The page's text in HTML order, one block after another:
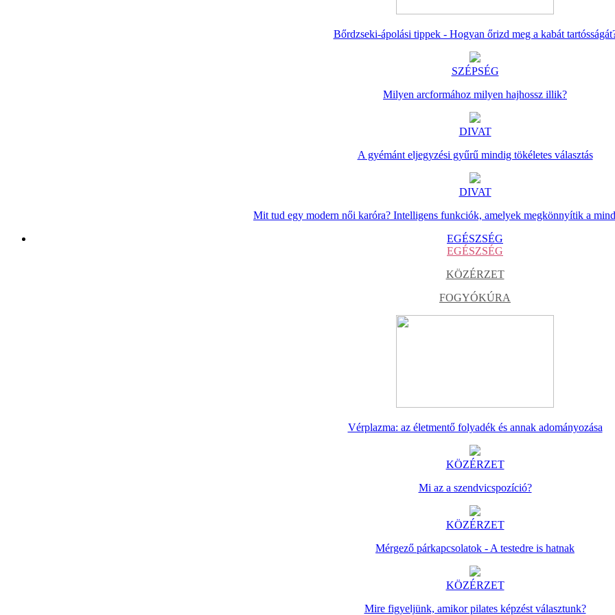
Bőrdzseki-ápolási tippek - Hogyan őrizd meg a kabát
SZÉPSÉG
Milyen arcformához milyen hajhossz illik?
DIVAT
A gyémánt eljegyzési gyűrű mindig tökéletes választás
DIVAT
Mit tud egy modern női karóra? Intelligens funkciók, amelyek megkönnyítik a
EGÉSZSÉG
EGÉSZSÉG
KÖZÉRZET
FOGYÓKÚRA
Vérplazma: az életmentő folyadék és annak adományozása
KÖZÉRZET
Mi az a szendvicspozíció?
KÖZÉRZET
Mérgező párkapcsolatok - A testedre is hatnak
KÖZÉRZET
Mire figyeljünk, amikor pilates képzést választunk?